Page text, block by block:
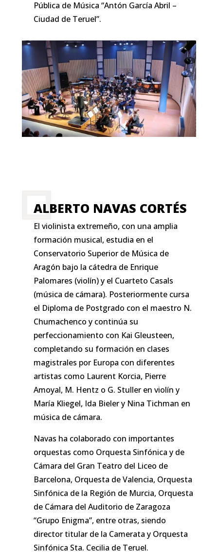
Pública de Música “Antón García Abril –
Ciudad de Teruel”.
ALBERTO NAVAS CORTÉS
El violinista extremeño, con una amplia
formación musical, estudia en el
Conservatorio Superior de Música de
Aragón bajo la cátedra de Enrique
Palomares (violín) y el Cuarteto Casals
(música de cámara). Posteriormente cursa
el Diploma de Postgrado con el maestro N.
Chumachenco y continúa su
perfeccionamiento con Kai Gleusteen,
completando su formación en clases
magistrales por Europa con diferentes
artistas como Laurent Korcia, Pierre
Amoyal, M. Hentz o G. Stuller en violín y
María Kliegel, Ida Bieler y Nina Tichman en
música de cámara.
Navas ha colaborado con importantes
orquestas como Orquesta Sinfónica y de
Cámara del Gran Teatro del Liceo de
Barcelona, Orquesta de Valencia, Orquesta
Sinfónica de la Región de Murcia, Orquesta
de Cámara del Auditorio de Zaragoza
“Grupo Enigma”, entre otras, siendo
director titular de la Camerata y Orquesta
Sinfónica Sta. Cecilia de Teruel.